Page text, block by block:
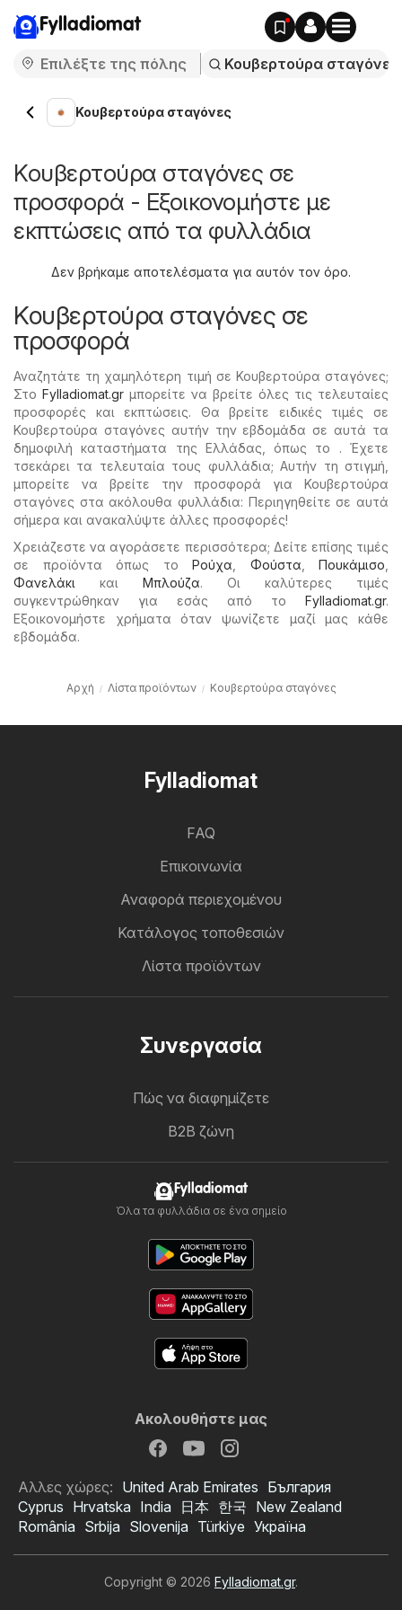
Fylladiomat
Κουβερτούρα σταγόνες
Κουβερτούρα σταγόνες σε
προσφορά - Εξοικονομήστε με
εκπτώσεις από τα φυλλάδια
Δεν βρήκαμε αποτελέσματα για αυτόν τον όρο.
Κουβερτούρα σταγόνες σε
προσφορά
Αναζητάτε τη χαμηλότερη τιμή σε Κουβερτούρα σταγόνες;
Στο Fylladiomat.gr μπορείτε να βρείτε όλες τις τελευταίες
προσφορές και εκπτώσεις. Θα βρείτε ειδικές τιμές σε
Κουβερτούρα σταγόνες αυτήν την εβδομάδα σε αυτά τα
δημοφιλή καταστήματα της Ελλάδας, όπως το . Έχετε
τσεκάρει τα τελευταία τους φυλλάδια; Αυτήν τη στιγμή,
μπορείτε να βρείτε την προσφορά για Κουβερτούρα
σταγόνες στα ακόλουθα φυλλάδια: Περιηγηθείτε σε αυτά
σήμερα και ανακαλύψτε άλλες προσφορές!
Χρειάζεστε να αγοράσετε περισσότερα; Δείτε επίσης τιμές
σε προϊόντα όπως το Ρούχα Φούστα Πουκάμισο
Φανελάκι και Μπλούζα. Οι καλύτερες τιμές
συγκεντρώθηκαν για εσάς από το Fylladiomat.gr.
Εξοικονομήστε χρήματα όταν ψωνίζετε μαζί μας κάθε
εβδομάδα.
Αρχή Λίστα προϊόντων Κουβερτούρα σταγόνες
Fylladiomat
FAQ
Επικοινωνία
Αναφορά περιεχομένου
Κατάλογος τοποθεσιών
Λίστα προϊόντων
Συνεργασία
Πώς να διαφημίζετε
B2B ζώνη
Fylladiomat
Όλα τα φυλλάδια σε ένα σημείο
Ακολουθήστε μας
Αλλες χώρες: United Arab Emirates България
Cyprus Hrvatska India 日本 한국 New Zealand
România Srbija Slovenija Türkiye Україна
Copyright © 2026 Fylladiomat.gr.